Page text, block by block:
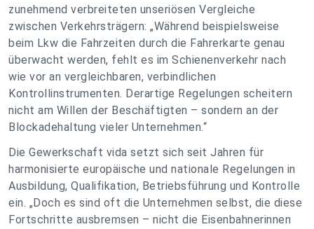
zunehmend verbreiteten unseriösen Vergleiche
zwischen Verkehrsträgern: „Während beispielsweise
beim Lkw die Fahrzeiten durch die Fahrerkarte genau
überwacht werden, fehlt es im Schienenverkehr nach
wie vor an vergleichbaren, verbindlichen
Kontrollinstrumenten. Derartige Regelungen scheitern
nicht am Willen der Beschäftigten – sondern an der
Blockadehaltung vieler Unternehmen.“
Die Gewerkschaft vida setzt sich seit Jahren für
harmonisierte europäische und nationale Regelungen in
Ausbildung, Qualifikation, Betriebsführung und Kontrolle
ein. „Doch es sind oft die Unternehmen selbst, die diese
Fortschritte ausbremsen – nicht die Eisenbahnerinnen